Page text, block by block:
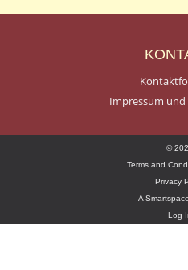
Impressum
©
Terms and
Privacy
A
Log